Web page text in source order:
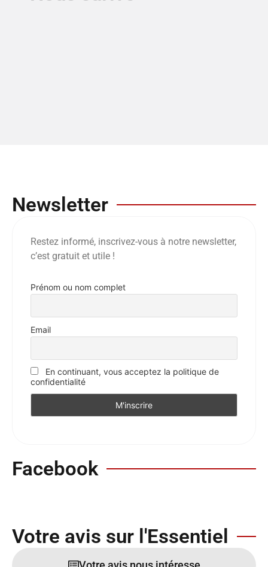
Newsletter
Restez informé, inscrivez-vous à notre newsletter,
c’est gratuit et utile !
Prénom ou nom complet
Email
En continuant, vous acceptez la politique de
confidentialité
Facebook
Votre avis sur l'Essentiel